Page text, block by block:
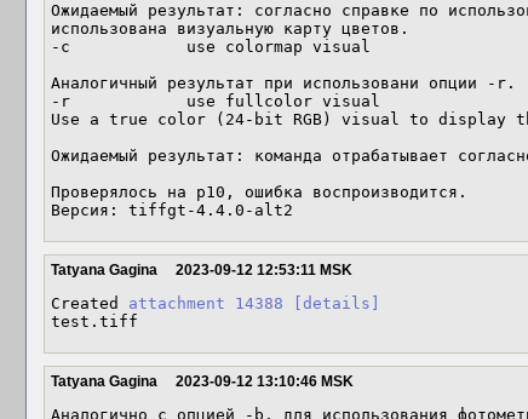
Ожидаемый результат: согласно справке по
использована визуальную карту цветов.
-c            use colormap visual
Аналогичный результат при использовани опции -r.
-r            use fullcolor visual
Use a true color (24-bit RGB) visual to display
Ожидаемый результат: команда отрабатывает
Проверялось на p10, ошибка воспроизводится.
Версия: tiffgt-4.4.0-alt2
Tatyana Gagina 2023-09-12 12:53:11 MSK
Created attachment 14388
[details]
test.tiff
Tatyana Gagina 2023-09-12 13:10:46 MSK
Аналогично с опцией -b, для использования